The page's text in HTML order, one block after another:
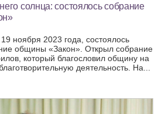
солнца: состоялось собрание
ноября 2023 года, состоялось
общины «Закон». Открыл собрание
который благословил общину на
деятельность. На...